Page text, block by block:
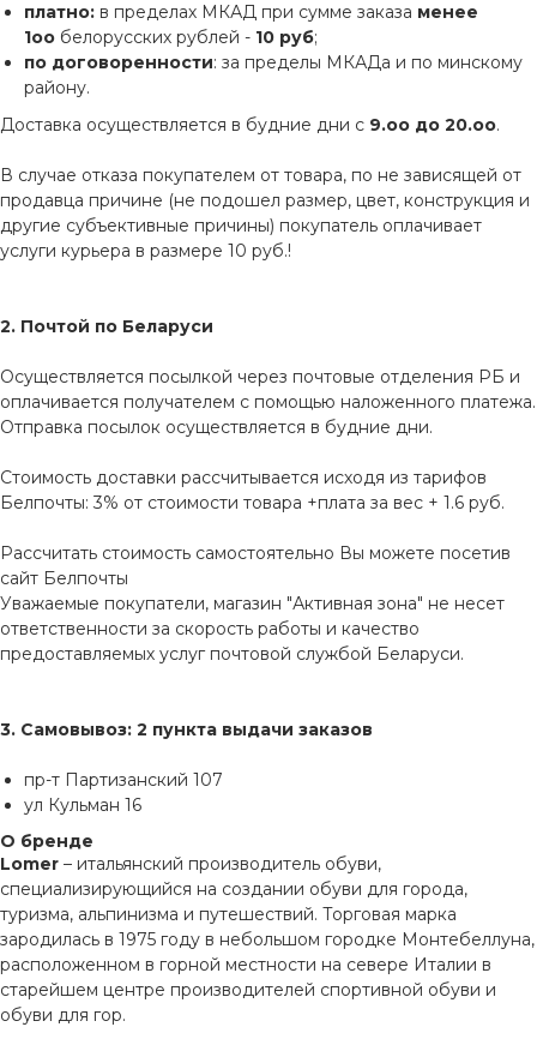
платно: в пределах МКАД при сумме заказа менее
1оо белорусских рублей - 10 руб;
по договоренности: за пределы МКАДа и по минскому
району.
Доставка осуществляется в будние дни с 9.оо до 20.оо.
В случае отказа покупателем от товара, по не зависящей от
продавца причине (не подошел размер, цвет, конструкция и
другие субъективные причины) покупатель оплачивает
услуги курьера в размере 10 руб.!
2. Почтой по Беларуси
Осуществляется посылкой через почтовые отделения РБ и
оплачивается получателем с помощью наложенного платежа.
Отправка посылок осуществляется в будние дни.
Стоимость доставки рассчитывается исходя из тарифов
Белпочты: 3% от стоимости товара +плата за вес + 1.6 руб.
Рассчитать стоимость самостоятельно Вы можете посетив
сайт Белпочты
Уважаемые покупатели, магазин "Активная зона" не несет
ответственности за скорость работы и качество
предоставляемых услуг почтовой службой Беларуси.
3. Самовывоз: 2 пункта выдачи заказов
пр-т Партизанский 107
ул Кульман 16
О бренде
Lomer – итальянский производитель обуви,
специализирующийся на создании обуви для города,
туризма, альпинизма и путешествий. Торговая марка
зародилась в 1975 году в небольшом городке Монтебеллуна,
расположенном в горной местности на севере Италии в
старейшем центре производителей спортивной обуви и
обуви для гор.